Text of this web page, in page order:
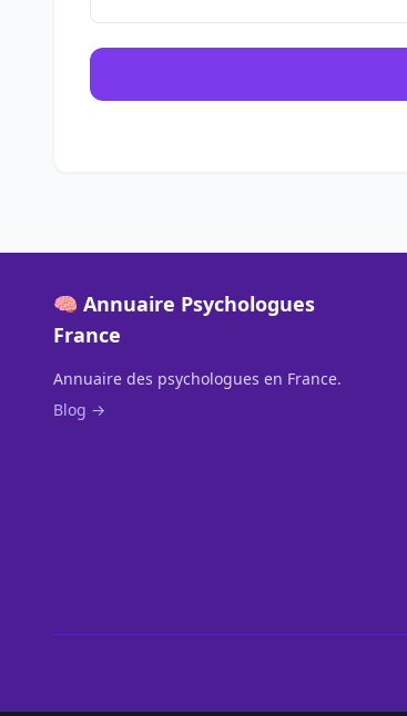
🧠 Annuaire Psychologues
France
Annuaire des psychologues en France.
Blog →